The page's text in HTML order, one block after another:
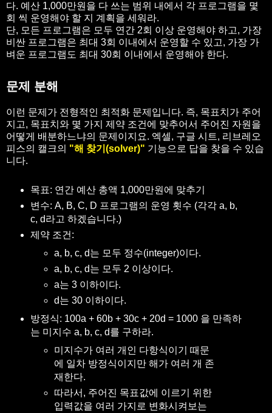
다. 예산 1,000만원을 다 쓰는 범위 내에서 각 프로그램을 몇
회 씩 운영해야 할 지 계획을 세워라.
단, 모든 프로그램은 모두 연간 2회 이상 운영해야 하고, 가장
비싼 프로그램은 최대 3회 이내에서 운영할 수 있고, 가장 가
벼운 프로그램도 최대 30회 이내에서 운영해야 한다.
문제 분해
이런 문제가 전형적인 최적화 문제입니다. 즉, 목표치가 주어
지고, 목표치와 몇 가지 제약 조건에 맞추어서 주어진 자원을
어떻게 배분하느냐의 문제이지요. 엑셀, 구글 시트, 리브레오
피스의 캘크의 "해 찾기(solver)" 기능으로 답을 찾을 수 있습
니다.
목표: 연간 예산 총액 1,000만원에 맞추기
변수: A, B, C, D 프로그램의 운영 횟수 (각각 a, b,
c, d라고 하겠습니다.)
제약 조건:
a, b, c, d는 모두 정수(integer)이다.
a, b, c, d는 모두 2 이상이다.
a는 3 이하이다.
d는 30 이하이다.
방정식: 100a + 60b + 30c + 20d = 1000 을 만족하
는 미지수 a, b, c, d를 구하라.
미지수가 여러 개인 다항식이기 때문
에 일차 방정식이지만 해가 여러 개 존
재한다.
따라서, 주어진 목표값에 이르기 위한
입력값을 여러 가지로 변화시켜보는